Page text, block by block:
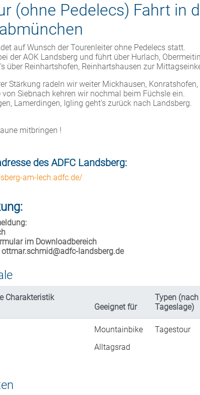
(ohne Pedelecs) Fahrt in
auf Wunsch der Tourenleiter ohne Pedelecs statt.
der AOK Landsberg und führt über Hurlach,
über Reinhartshofen, Reinhartshausen zur
Stärkung radeln wir weiter Mickhausen, Konratshofen,
von Siebnach kehren wir nochmal beim Füchsle ein.
Lamerdingen, Igling geht's zurück nach Landsberg.
mitbringen !
des ADFC Landsberg:
am-lech.adfc.de/
im Downloadbereich
ottmar.schmid@adfc-landsberg.de
Charakteristik
Geeignet für
Typen
Tageslage)
Mountainbike
Alltagsrad
Tagestour